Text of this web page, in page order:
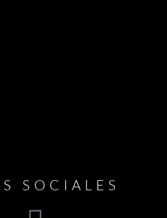
SOCIALES